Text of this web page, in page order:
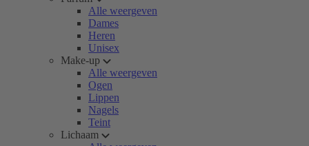
Alle weergeven
Dames
Heren
Unisex
Make-up
Alle weergeven
Ogen
Lippen
Nagels
Teint
Lichaam